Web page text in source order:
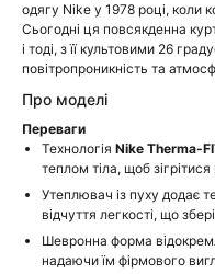
одягу Nike у 1978 році, коли
Сьогодні ця повсякденна
і тоді, з її культовими 26
повітропроникність та
Про моделі
Переваги
Технологія Nike Therma-
теплом тіла, щоб
Утеплювач із пуху додає
відчуття легкості, що
Шевронна форма
надаючи їм фірмового